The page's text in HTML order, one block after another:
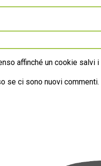
affinché un cookie salvi
se ci sono nuovi commenti.